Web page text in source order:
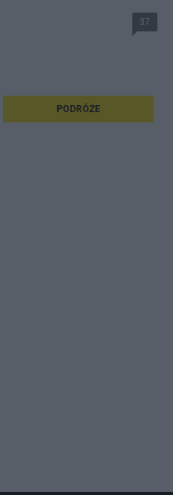
37
PODRÓŻE